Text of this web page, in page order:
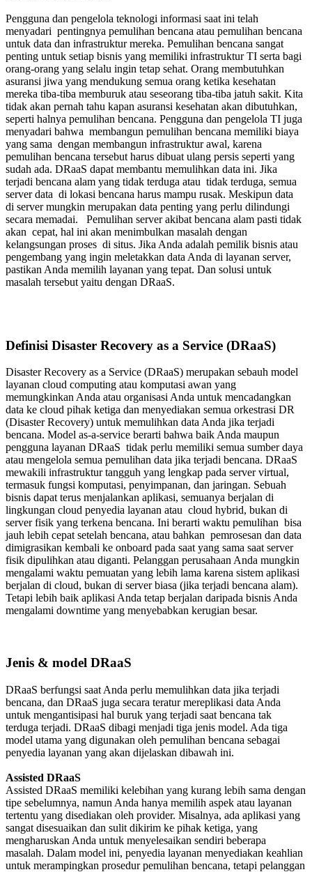
Pengguna dan pengelola teknologi informasi saat ini telah
menyadari pentingnya pemulihan bencana atau pemulihan bencana
untuk data dan infrastruktur mereka. Pemulihan bencana sangat
penting untuk setiap bisnis yang memiliki infrastruktur TI serta bagi
orang-orang yang selalu ingin tetap sehat. Orang membutuhkan
asuransi jiwa yang mendukung semua orang ketika kesehatan
mereka tiba-tiba memburuk atau seseorang tiba-tiba jatuh sakit. Kita
tidak akan pernah tahu kapan asuransi kesehatan akan dibutuhkan,
seperti halnya pemulihan bencana. Pengguna dan pengelola TI juga
menyadari bahwa membangun pemulihan bencana memiliki biaya
yang sama dengan membangun infrastruktur awal, karena
pemulihan bencana tersebut harus dibuat ulang persis seperti yang
sudah ada. DRaaS dapat membantu memulihkan data ini. Jika
terjadi bencana alam yang tidak terduga atau tidak terduga, semua
server data di lokasi bencana harus mampu rusak. Meskipun data
di server mungkin merupakan data penting yang perlu dilindungi
secara memadai. Pemulihan server akibat bencana alam pasti tidak
akan cepat, hal ini akan menimbulkan masalah dengan
kelangsungan proses di situs. Jika Anda adalah pemilik bisnis atau
pengembang yang ingin meletakkan data Anda di layanan server,
pastikan Anda memilih layanan yang tepat. Dan solusi untuk
masalah tersebut yaitu dengan DRaaS.
Definisi Disaster Recovery as a Service (DRaaS)
Disaster Recovery as a Service (DRaaS) merupakan sebauh model
layanan cloud computing atau komputasi awan yang
memungkinkan Anda atau organisasi Anda untuk mencadangkan
data ke cloud pihak ketiga dan menyediakan semua orkestrasi DR
(Disaster Recovery) untuk memulihkan data Anda jika terjadi
bencana. Model as-a-service berarti bahwa baik Anda maupun
pengguna layanan DRaaS tidak perlu memiliki semua sumber daya
atau mengelola semua pemulihan data jika terjadi bencana. DRaaS
mewakili infrastruktur tangguh yang lengkap pada server virtual,
termasuk fungsi komputasi, penyimpanan, dan jaringan. Sebuah
bisnis dapat terus menjalankan aplikasi, semuanya berjalan di
lingkungan cloud penyedia layanan atau cloud hybrid, bukan di
server fisik yang terkena bencana. Ini berarti waktu pemulihan bisa
jauh lebih cepat setelah bencana, atau bahkan pemrosesan dan data
dimigrasikan kembali ke onboard pada saat yang sama saat server
fisik dipulihkan atau diganti. Pelanggan perusahaan Anda mungkin
mengalami waktu pemuatan yang lebih lama karena sistem aplikasi
berjalan di cloud, bukan di server biasa (jika terjadi bencana alam).
Tetapi lebih baik aplikasi Anda tetap berjalan daripada bisnis Anda
mengalami downtime yang menyebabkan kerugian besar.
Jenis & model DRaaS
DRaaS berfungsi saat Anda perlu memulihkan data jika terjadi
bencana, dan DRaaS juga secara teratur mereplikasi data Anda
untuk mengantisipasi hal buruk yang terjadi saat bencana tak
terduga terjadi. DRaaS dibagi menjadi tiga jenis model. Ada tiga
model utama yang digunakan oleh pemulihan bencana sebagai
penyedia layanan yang akan dijelaskan dibawah ini.
Assisted DRaaS
Assisted DRaaS memiliki kelebihan yang kurang lebih sama dengan
tipe sebelumnya, namun Anda hanya memilih aspek atau layanan
tertentu yang disediakan oleh provider. Misalnya, ada aplikasi yang
sangat disesuaikan dan sulit dikirim ke pihak ketiga, yang
mengharuskan Anda untuk menyelesaikan sendiri beberapa
masalah. Dalam model ini, penyedia layanan menyediakan keahlian
untuk merampingkan prosedur pemulihan bencana, tetapi pelanggan